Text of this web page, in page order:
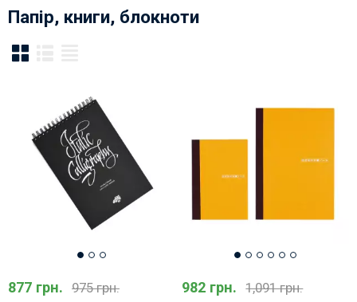
Папір, книги, блокноти
877 грн. 975 грн. 982 грн. 1,091 грн.